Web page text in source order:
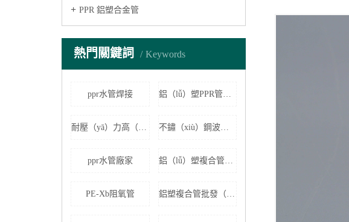
PPR 鋁塑合金管
熱門關鍵詞 Keywords
ppr水管焊接 鋁（lǚ）塑PPR管價格
耐壓（yā）力高（gāo）的地暖管 不鏽（xiù）鋼波（bō）紋管
ppr水管廠家 鋁（lǚ）塑複合管配件批發
PE-Xb阻氧管 鋁塑複合管批發（fā）